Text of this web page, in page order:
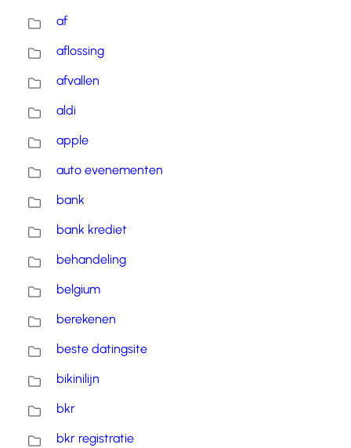
af
aflossing
afvallen
aldi
apple
auto evenementen
bank
bank krediet
behandeling
belgium
berekenen
beste datingsite
bikinilijn
bkr
bkr registratie